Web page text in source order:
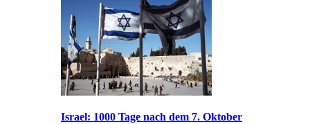
Israel: 1000 Tage nach dem 7. Oktober